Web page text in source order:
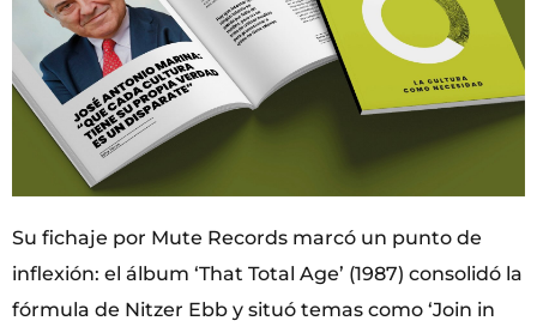
Su fichaje por Mute Records marcó un punto de
inflexión: el álbum ‘That Total Age’ (1987) consolidó la
fórmula de Nitzer Ebb y situó temas como ‘Join in